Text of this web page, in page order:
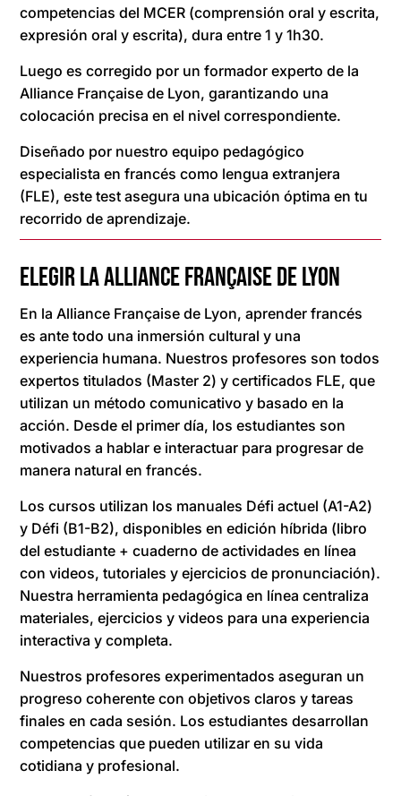
competencias del MCER (comprensión oral y escrita,
expresión oral y escrita), dura entre 1 y 1h30.
Luego es corregido por un formador experto de la
Alliance Française de Lyon, garantizando una
colocación precisa en el nivel correspondiente.
Diseñado por nuestro equipo pedagógico
especialista en francés como lengua extranjera
(FLE), este test asegura una ubicación óptima en tu
recorrido de aprendizaje.
ELEGIR LA ALLIANCE FRANÇAISE DE LYON
En la Alliance Française de Lyon, aprender francés
es ante todo una inmersión cultural y una
experiencia humana. Nuestros profesores son todos
expertos titulados (Master 2) y certificados FLE, que
utilizan un método comunicativo y basado en la
acción. Desde el primer día, los estudiantes son
motivados a hablar e interactuar para progresar de
manera natural en francés.
Los cursos utilizan los manuales Défi actuel (A1-A2)
y Défi (B1-B2), disponibles en edición híbrida (libro
del estudiante + cuaderno de actividades en línea
con videos, tutoriales y ejercicios de pronunciación).
Nuestra herramienta pedagógica en línea centraliza
materiales, ejercicios y videos para una experiencia
interactiva y completa.
Nuestros profesores experimentados aseguran un
progreso coherente con objetivos claros y tareas
finales en cada sesión. Los estudiantes desarrollan
competencias que pueden utilizar en su vida
cotidiana y profesional.